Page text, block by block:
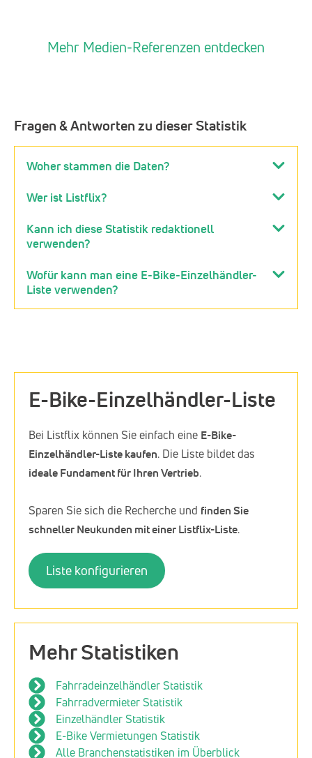
Mehr Medien-Referenzen entdecken
Fragen & Antworten zu dieser Statistik
Woher stammen die Daten?
Wer ist Listflix?
Kann ich diese Statistik redaktionell
verwenden?
Wofür kann man eine E-Bike-Einzelhändler-
Liste verwenden?
E-Bike-Einzelhändler-Liste
Bei Listflix können Sie einfach eine E-Bike-
Einzelhändler-Liste kaufen. Die Liste bildet das
ideale Fundament für Ihren Vertrieb.
Sparen Sie sich die Recherche und finden Sie
schneller Neukunden mit einer Listflix-Liste.
Liste konfigurieren
Mehr Statistiken
Fahrradeinzelhändler Statistik
Fahrradvermieter Statistik
Einzelhändler Statistik
E-Bike Vermietungen Statistik
Alle Branchenstatistiken im Überblick